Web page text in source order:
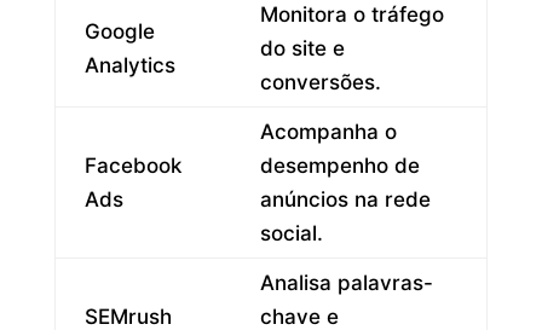
Google
Analytics
Monitora o tráfego
do site e
conversões.
Facebook
Ads
Acompanha o
desempenho de
anúncios na rede
social.
SEMrush
Analisa palavras-
chave e